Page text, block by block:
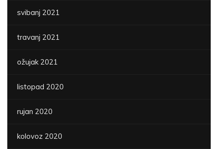
svibanj 2021
travanj 2021
ožujak 2021
listopad 2020
rujan 2020
kolovoz 2020